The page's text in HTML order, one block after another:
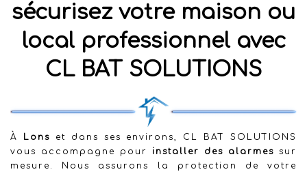
sécurisez votre maison ou
local professionnel avec
CL BAT SOLUTIONS
À Lons et dans ses environs, CL BAT SOLUTIONS
vous accompagne pour installer des alarmes sur
mesure. Nous assurons la protection de votre